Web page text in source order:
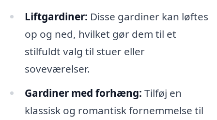
Liftgardiner: Disse gardiner kan løftes
op og ned, hvilket gør dem til et
stilfuldt valg til stuer eller
soveværelser.
Gardiner med forhæng: Tilføj en
klassisk og romantisk fornemmelse til